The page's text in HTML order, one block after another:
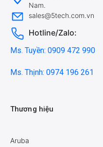
Nam.
sales@5tech.com.vn
Hotline/Zalo:
Ms. Tuyền: 0909 472 990
Ms. Thịnh: 0974 196 261
Thương hiệu
Aruba